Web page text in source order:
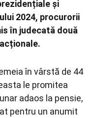
și
2024, procurorii
în judecată două
în vârstă de 44
le promitea
adaos la pensie,
pentru un anumit